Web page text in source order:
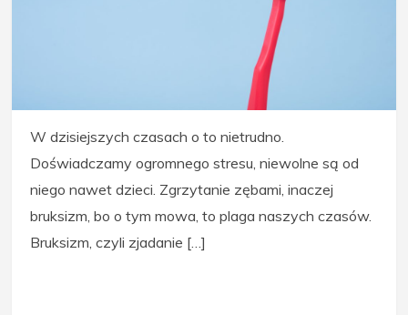
W dzisiejszych czasach o to nietrudno.
Doświadczamy ogromnego stresu, niewolne są od
niego nawet dzieci. Zgrzytanie zębami, inaczej
bruksizm, bo o tym mowa, to plaga naszych czasów.
Bruksizm, czyli zjadanie […]